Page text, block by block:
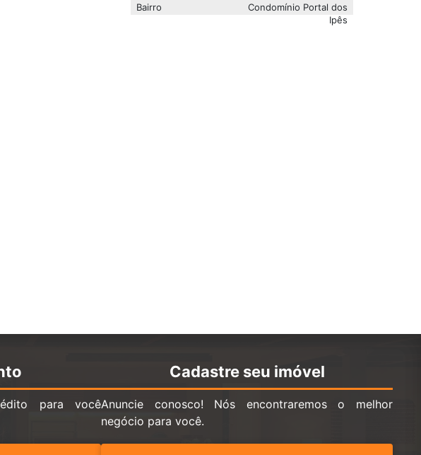
Bairro
Condomínio Portal dos
Ipês
para você
Cadastre seu imóvel
Anuncie conosco! Nós encontraremos o melhor
negócio para você.